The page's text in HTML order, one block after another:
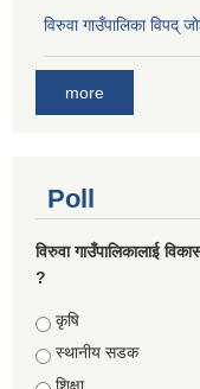
विरुवा गाउँपालिका विपद्
more
Poll
विरुवा गाउँपालिकालाई
?
Choices
कृषि
स्थानीय सडक